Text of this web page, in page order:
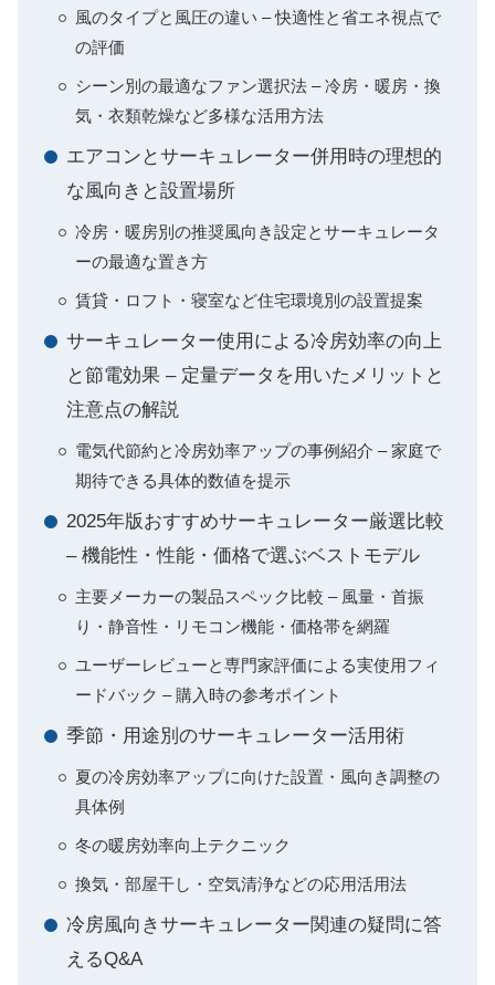
風のタイプと風圧の違い – 快適性と省エネ視点で
の評価
シーン別の最適なファン選択法 – 冷房・暖房・換
気・衣類乾燥など多様な活用方法
エアコンとサーキュレーター併用時の理想的
な風向きと設置場所
冷房・暖房別の推奨風向き設定とサーキュレータ
ーの最適な置き方
賃貸・ロフト・寝室など住宅環境別の設置提案
サーキュレーター使用による冷房効率の向上
と節電効果 – 定量データを用いたメリットと
注意点の解説
電気代節約と冷房効率アップの事例紹介 – 家庭で
期待できる具体的数値を提示
2025年版おすすめサーキュレーター厳選比較
– 機能性・性能・価格で選ぶベストモデル
主要メーカーの製品スペック比較 – 風量・首振
り・静音性・リモコン機能・価格帯を網羅
ユーザーレビューと専門家評価による実使用フィ
ードバック – 購入時の参考ポイント
季節・用途別のサーキュレーター活用術
夏の冷房効率アップに向けた設置・風向き調整の
具体例
冬の暖房効率向上テクニック
換気・部屋干し・空気清浄などの応用活用法
冷房風向きサーキュレーター関連の疑問に答
えるQ&A